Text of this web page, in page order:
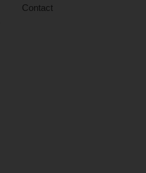
Contact